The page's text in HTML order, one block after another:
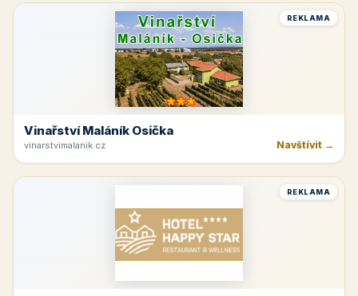
REKLAMA
Vinařství Maláník Osička
vinarstvimalanik.cz Navštívit →
REKLAMA